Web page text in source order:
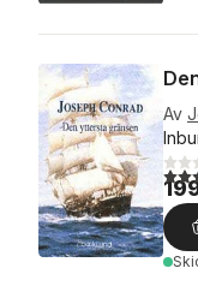
Av
4,0